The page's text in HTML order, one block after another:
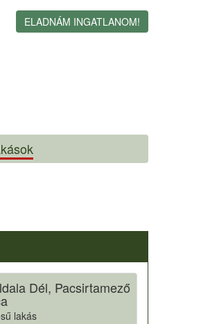
ELADNÁM INGATLANOM!
Dél, Pacsirtamező
lakás